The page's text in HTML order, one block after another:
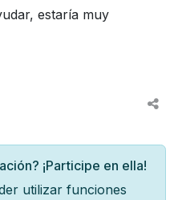
estaría muy
¡Participe en ella!
utilizar funciones